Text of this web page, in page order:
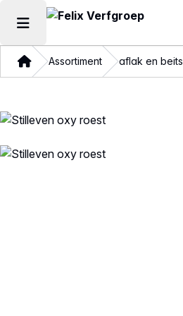
Hoofdmenu openen
ThuisAssortiment aflak en beits